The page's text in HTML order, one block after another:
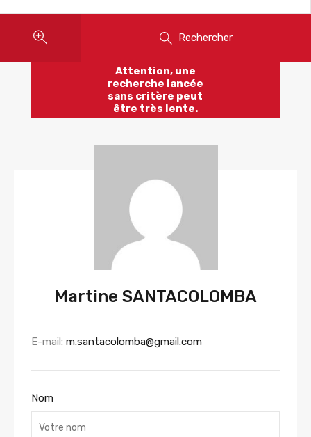
Rechercher
Attention, une
recherche lancée
sans critère peut
être très lente.
Martine SANTACOLOMBA
E-mail: m.santacolomba@gmail.com
Nom